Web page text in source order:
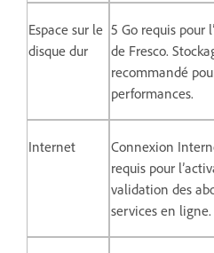
Espace sur le
disque dur
5 Go requis pour
de Fresco.
recommandé
performances.
Internet
Connexion
requis pour
validation des
services en ligne.